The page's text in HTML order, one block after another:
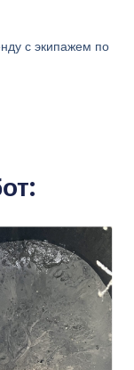
с экипажем по